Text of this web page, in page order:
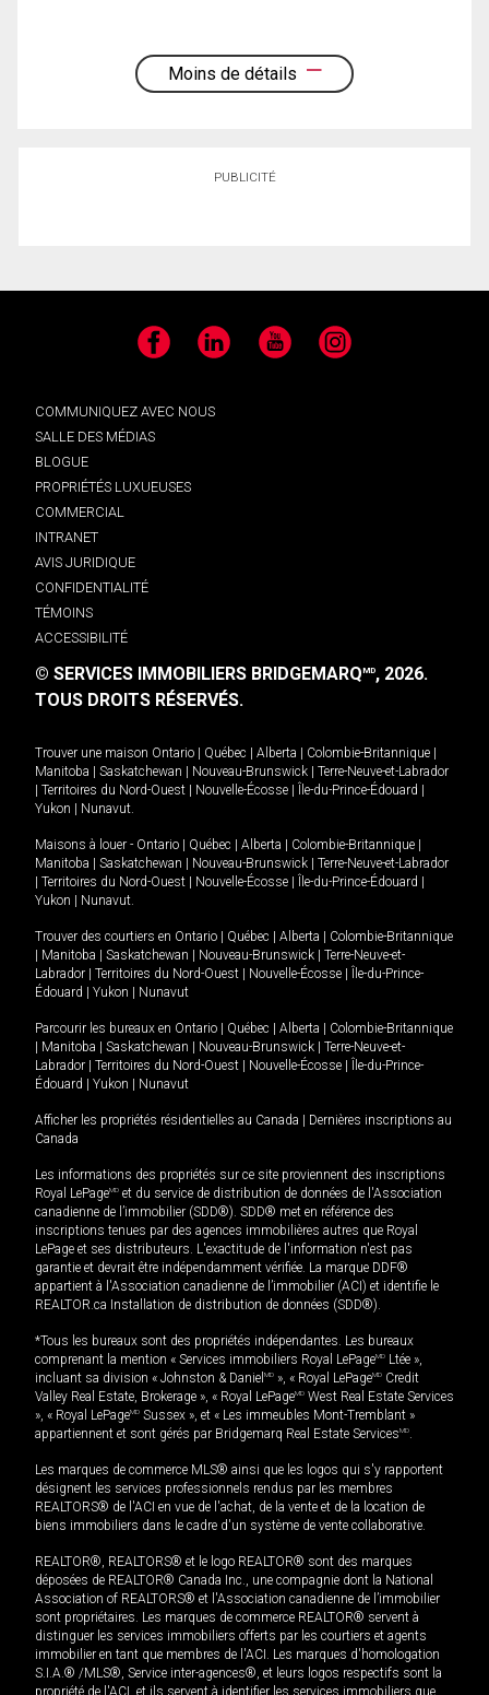
Moins de détails
PUBLICITÉ
Facebook LinkedIn YouTube Instagram
COMMUNIQUEZ AVEC NOUS
SALLE DES MÉDIAS
BLOGUE
PROPRIÉTÉS LUXUEUSES
COMMERCIAL
INTRANET
AVIS JURIDIQUE
CONFIDENTIALITÉ
TÉMOINS
ACCESSIBILITÉ
© SERVICES IMMOBILIERS BRIDGEMARQMD, 2026.
TOUS DROITS RÉSERVÉS.
Trouver une maison Ontario Québec Alberta Colombie-Britannique
Manitoba
Saskatchewan Nouveau-Brunswick
Terre-Neuve-et-Labrador
Territoires du Nord-Ouest Nouvelle-Écosse Île-du-Prince-Édouard
Yukon
Nunavut.
Maisons à louer - Ontario Québec Alberta Colombie-Britannique
Manitoba
Saskatchewan Nouveau-Brunswick
Terre-Neuve-et-Labrador
Territoires du Nord-Ouest Nouvelle-Écosse Île-du-Prince-Édouard
Yukon
Nunavut.
Trouver des courtiers en Ontario Québec Alberta
Colombie-Britannique
Manitoba Saskatchewan Nouveau-Brunswick
Terre-Neuve-et-
Labrador
Territoires du Nord-Ouest Nouvelle-Écosse
Île-du-Prince-
Édouard
Yukon Nunavut
Parcourir les bureaux en Ontario Québec Alberta
Colombie-Britannique
Manitoba Saskatchewan Nouveau-Brunswick
Terre-Neuve-et-
Labrador
Territoires du Nord-Ouest Nouvelle-Écosse
Île-du-Prince-
Édouard
Yukon Nunavut
Afficher les propriétés résidentielles au Canada
Dernières inscriptions au
Canada
Les informations des propriétés sur ce site proviennent des inscriptions
Royal LePageMD et du service de distribution de données de l'Association
canadienne de l’immobilier (SDD®). SDD® met en référence des
inscriptions tenues par des agences immobilières autres que Royal
LePage et ses distributeurs. L'exactitude de l'information n'est pas
garantie et devrait être indépendamment vérifiée. La marque DDF®
appartient à l'Association canadienne de l’immobilier (ACI) et identifie le
REALTOR.ca Installation de distribution de données (SDD®).
*Tous les bureaux sont des propriétés indépendantes. Les bureaux
comprenant la mention « Services immobiliers Royal LePageMD Ltée »,
incluant sa division « Johnston & Daniel MD », « Royal LePageMD Credit
Valley Real Estate, Brokerage », « Royal LePageMD West Real Estate Services
», « Royal LePageMD Sussex », et « Les immeubles Mont-Tremblant »
appartiennent et sont gérés par Bridgemarq Real Estate ServicesMD.
Les marques de commerce MLS® ainsi que les logos qui s'y rapportent
désignent les services professionnels rendus par les membres
REALTORS® de l'ACI en vue de l'achat, de la vente et de la location de
biens immobiliers dans le cadre d'un système de vente collaborative.
REALTOR®, REALTORS® et le logo REALTOR® sont des marques
déposées de REALTOR® Canada Inc., une compagnie dont la National
Association of REALTORS® et l'Association canadienne de l’immobilier
sont propriétaires. Les marques de commerce REALTOR® servent à
distinguer les services immobiliers offerts par les courtiers et agents
immobilier en tant que membres de l'ACI. Les marques d'homologation
S.I.A.® /MLS®, Service inter-agences®, et leurs logos respectifs sont la